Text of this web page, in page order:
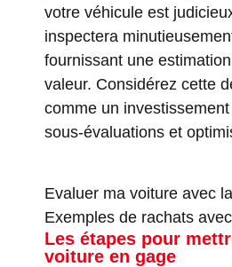
votre véhicule est
inspectera
fournissant une
valeur. Considérez cette
comme un
sous-évaluations et
Evaluer ma voiture avec
Exemples de rachats
Les étapes pour
voiture en gage